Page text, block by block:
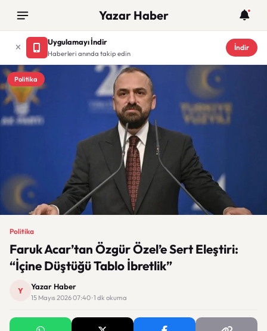
Yazar Haber
Uygulamayı İndir
Haberleri anında takip edin
İndir
Politika
Politika
Faruk Acar’tan Özgür Özel’e Sert Eleştiri:
“İçine Düştüğü Tablo İbretlik”
Y Yazar Haber
15 Mayıs 2026 07:40 · 1 dk okuma